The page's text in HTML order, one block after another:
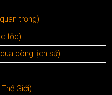
trọng)
tộc)
dòng lịch sử)
Giới)